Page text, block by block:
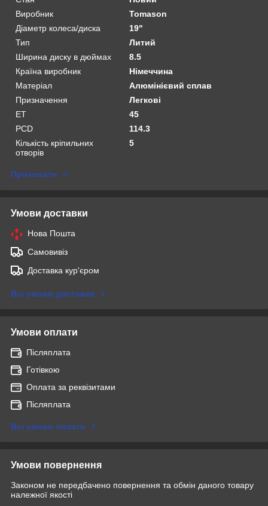
Виробник
Tomason
Діаметр колеса/диска
19"
Тип
Литий
Ширина диску в дюймах
8.5
Країна виробник
Німеччина
Матеріал
Алюмінієвий сплав
Призначення
Легкові
ET
45
PCD
114.3
Кількість кріпильних
отворів
5
Приховати
Умови доставки
Нова Пошта
Самовивіз
Доставка кур'єром
Всі умови доставки
Умови оплати
Післяплата
Готівкою
Оплата за реквізитами
Післяплата
Всі умови оплати
Умови повернення
Законом не передбачено повернення та обмін даного товару
належної якості